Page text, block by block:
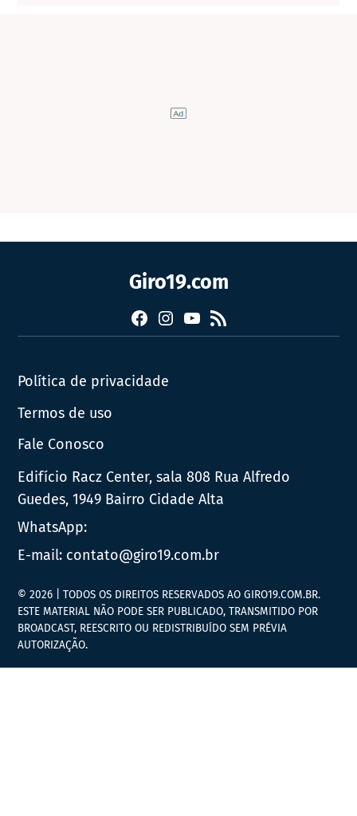
Giro19.com
Facebook
Instagram
YouTube
RSS
Política de privacidade
Termos de uso
Fale Conosco
Edifício Racz Center, sala 808 Rua Alfredo
Guedes, 1949 Bairro Cidade Alta
WhatsApp:
E-mail: contato@giro19.com.br
© 2026 | TODOS OS DIREITOS RESERVADOS AO GIRO19.COM.BR.
ESTE MATERIAL NÃO PODE SER PUBLICADO, TRANSMITIDO POR
BROADCAST, REESCRITO OU REDISTRIBUÍDO SEM PRÉVIA
AUTORIZAÇÃO.